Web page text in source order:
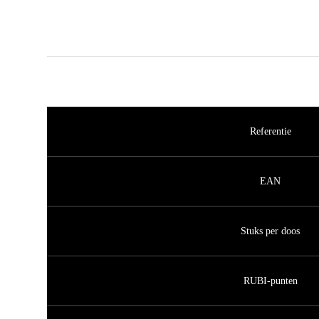
Referentie
EAN
Stuks per doos
RUBI-punten